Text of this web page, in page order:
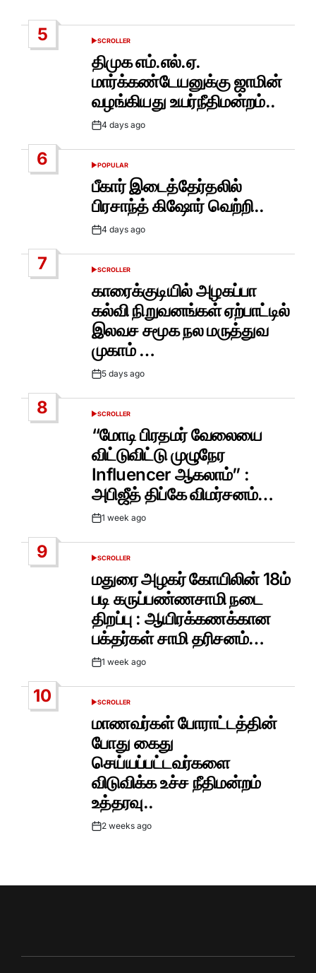
5
POSTED
SCROLLER
திமுக எம்.எல்.ஏ.
மார்க்கண்டேயனுக்கு ஜாமின்
வழங்கியது உயர்நீதிமன்றம்..
Post4 days ago
6
POSTED
IN
POPULAR
பீகார் இடைத்தேர்தலில்
பிரசாந்த் கிஷோர் வெற்றி..
Post4 days ago
7
POSTED
SCROLLER
காரைக்குடியில் அழகப்பா
கல்வி நிறுவனங்கள் ஏற்பாட்டில்
இலவச சமூக நல மருத்துவ
முகாம் …
Post5 days ago
8
POSTED
IN
SCROLLER
“மோடி பிரதமர் வேலையை
விட்டுவிட்டு முழுநேர
Influencer ஆகலாம்” :
அபிஜீத் திப்கே விமர்சனம்…
Post1 week ago
9
POSTED
SCROLLER
மதுரை அழகர் கோயிலின் 18ம்
படி கருப்பண்ணசாமி நடை
திறப்பு : ஆயிரக்கணக்கான
பக்தர்கள் சாமி தரிசனம்…
Post1 week ago
10
POSTED
SCROLLER
மாணவர்கள் போராட்டத்தின்
போது கைது
செய்யப்பட்டவர்களை
விடுவிக்க உச்ச நீதிமன்றம்
உத்தரவு..
Post2 weeks ago